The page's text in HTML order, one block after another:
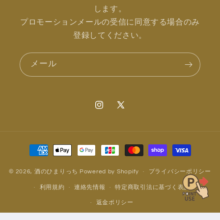
します。
プロモーションメールの受信に同意する場合のみ
登録してください。
メール
Instagram
X
決
済
方
© 2026, 酒のひまりっち Powered by Shopify プライバシーポリシー
利用規約 連絡先情報 特定商取引法に基づく表記
返金ポリシー